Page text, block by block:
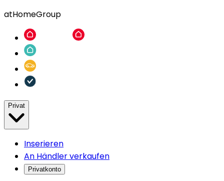
atHomeGroup
Privat
Inserieren
An Händler verkaufen
Privatkonto